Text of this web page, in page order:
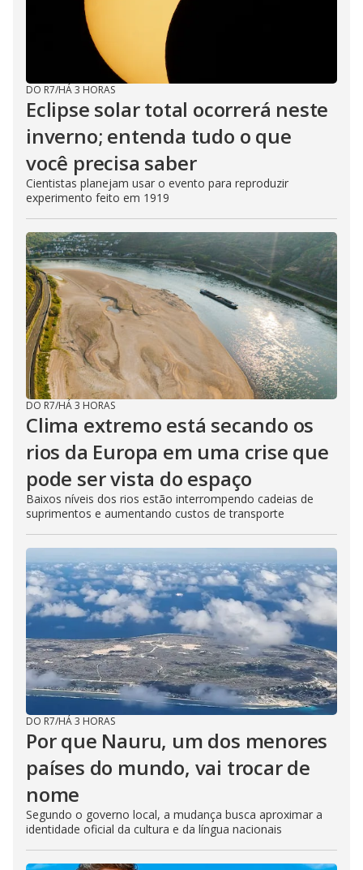
DO R7/HÁ 3 HORAS
Eclipse solar total ocorrerá neste
inverno; entenda tudo o que
você precisa saber
Cientistas planejam usar o evento para reproduzir
experimento feito em 1919
DO R7/HÁ 3 HORAS
Clima extremo está secando os
rios da Europa em uma crise que
pode ser vista do espaço
Baixos níveis dos rios estão interrompendo cadeias de
suprimentos e aumentando custos de transporte
DO R7/HÁ 3 HORAS
Por que Nauru, um dos menores
países do mundo, vai trocar de
nome
Segundo o governo local, a mudança busca aproximar a
identidade oficial da cultura e da língua nacionais